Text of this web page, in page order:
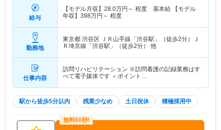
給与
【モデル月収】 28.0万円～ 程度 基本給 【モデル
年収】 398万円～ 程度
勤務地
東京都 渋谷区 ＪＲ山手線「渋谷駅」（徒歩2分）Ｊ
Ｒ埼京線「渋谷駅」（徒歩2分） 他
仕事内容
訪問リハビリテーション ※訪問看護の記録業務はす
べて電子媒体です ＜ポイント…
駅から徒歩5分以内 残業少なめ 土日祝休 積極採用中